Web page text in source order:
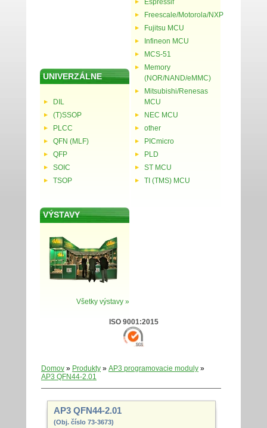
UNIVERZÁLNE
DIL
(T)SSOP
PLCC
QFN (MLF)
QFP
SOIC
TSOP
Espressif
Freescale/Motorola/NXP
Fujitsu MCU
Infineon MCU
MCS-51
Memory
(NOR/NAND/eMMC)
Mitsubishi/Renesas
MCU
NEC MCU
other
PICmicro
PLD
ST MCU
TI (TMS) MCU
VÝSTAVY
Všetky výstavy »
ISO 9001:2015
Domov » Produkty » AP3 programovacie moduly »
AP3 QFN44-2.01
AP3 QFN44-2.01
(Obj. číslo 73-3673)